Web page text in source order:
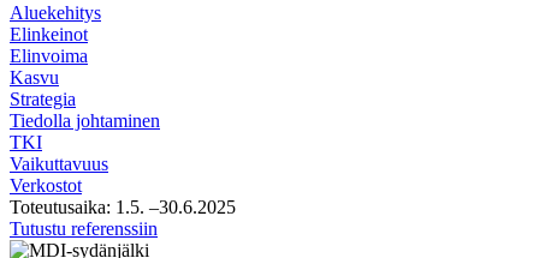
Aluekehitys
Elinkeinot
Elinvoima
Kasvu
Strategia
Tiedolla johtaminen
TKI
Vaikuttavuus
Verkostot
Toteutusaika: 1.5. –30.6.2025
Tutustu referenssiin